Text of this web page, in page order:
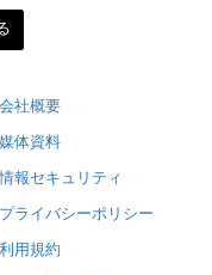
会社概要
媒体資料
情報セキュリティ
プライバシーポリシー
利用規約